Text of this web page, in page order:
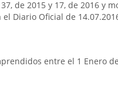
de 2015 y 17, de 2016 y
Diario Oficial de
entre el 1 Enero